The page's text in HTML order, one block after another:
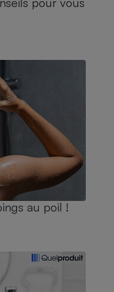
au poil !